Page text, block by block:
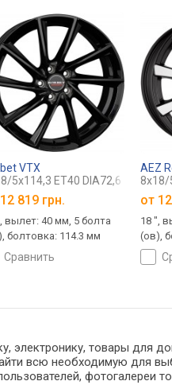
VTX
5x114,3 ET40 DIA72,6
12 819 грн.
вылет: 40 мм, 5 болта
болтовка: 114.3 мм
сравнить
AEZ
8x18/
от
18 ",
(ов),
электронику, товары для
всю необходимую для
фотогалереи